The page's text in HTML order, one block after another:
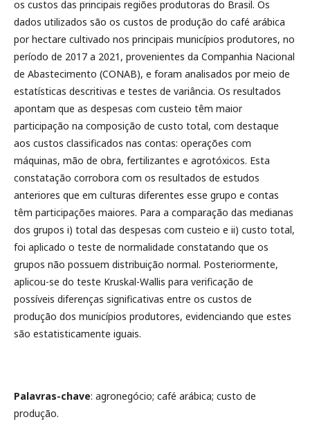
os custos das principais regiões produtoras do Brasil. Os
dados utilizados são os custos de produção do café arábica
por hectare cultivado nos principais municípios produtores, no
período de 2017 a 2021, provenientes da Companhia Nacional
de Abastecimento (CONAB), e foram analisados por meio de
estatísticas descritivas e testes de variância. Os resultados
apontam que as despesas com custeio têm maior
participação na composição de custo total, com destaque
aos custos classificados nas contas: operações com
máquinas, mão de obra, fertilizantes e agrotóxicos. Esta
constatação corrobora com os resultados de estudos
anteriores que em culturas diferentes esse grupo e contas
têm participações maiores. Para a comparação das medianas
dos grupos i) total das despesas com custeio e ii) custo total,
foi aplicado o teste de normalidade constatando que os
grupos não possuem distribuição normal. Posteriormente,
aplicou-se do teste Kruskal-Wallis para verificação de
possíveis diferenças significativas entre os custos de
produção dos municípios produtores, evidenciando que estes
são estatisticamente iguais.
Palavras-chave: agronegócio; café arábica; custo de
produção.